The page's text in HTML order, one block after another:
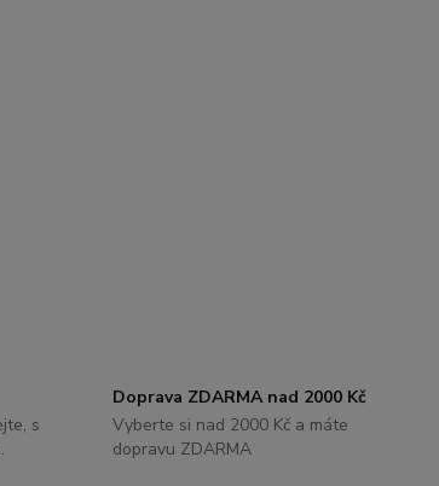
s
Doprava ZDARMA nad 2000 Kč
Vyberte si nad 2000 Kč a máte
dopravu ZDARMA